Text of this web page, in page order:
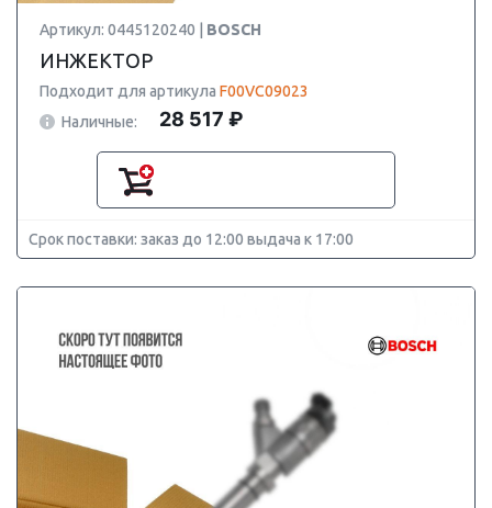
Артикул: 0445120240 | BOSCH
ИНЖЕКТОР
Подходит для артикула F00VC09023
Наличные:
28 517 ₽
Срок поставки: заказ до 12:00 выдача к 17:00